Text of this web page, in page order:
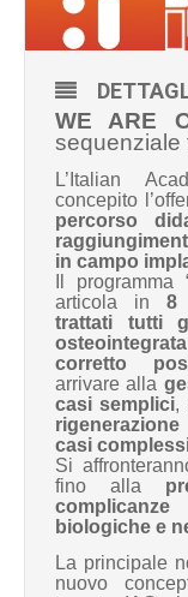
WE ARE
sequenziale
L’Italian
concepito
percorso
in campo
Il
articola in 8
trattati tutti
corretto
arrivare alla
casi semplici,
casi
Si
fino alla
biologiche e
La principale
nuovo